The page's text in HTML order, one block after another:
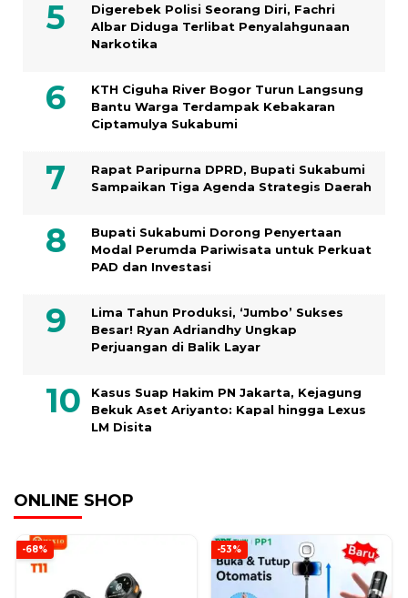
Digerebek Polisi Seorang Diri, Fachri
Albar Diduga Terlibat Penyalahgunaan
Narkotika
KTH Ciguha River Bogor Turun Langsung
Bantu Warga Terdampak Kebakaran
Ciptamulya Sukabumi
Rapat Paripurna DPRD, Bupati Sukabumi
Sampaikan Tiga Agenda Strategis Daerah
Bupati Sukabumi Dorong Penyertaan
Modal Perumda Pariwisata untuk Perkuat
PAD dan Investasi
Lima Tahun Produksi, ‘Jumbo’ Sukses
Besar! Ryan Adriandhy Ungkap
Perjuangan di Balik Layar
Kasus Suap Hakim PN Jakarta, Kejagung
Bekuk Aset Ariyanto: Kapal hingga Lexus
LM Disita
ONLINE SHOP
-68% -53%